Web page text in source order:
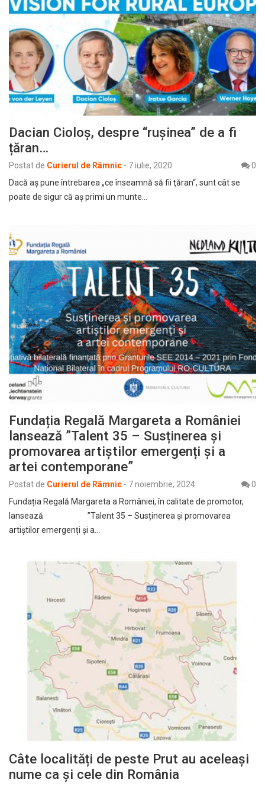
Dacian Cioloș, despre “rușinea” de a fi
țăran…
Postat de Curierul de Râmnic - 7 iulie, 2020
0
Dacă aş pune întrebarea „ce înseamnă să fii ţăran“, sunt cât se
poate de sigur că aş primi un munte…
Fundația Regală Margareta a României
lansează ”Talent 35 – Susținerea și
promovarea artiștilor emergenți și a
artei contemporane”
Postat de Curierul de Râmnic - 7 noiembrie, 2024
0
Fundația Regală Margareta a României, în calitate de promotor,
lansează ”Talent 35 – Susținerea și promovarea
artiștilor emergenți și a…
Câte localități de peste Prut au aceleași
nume ca și cele din România